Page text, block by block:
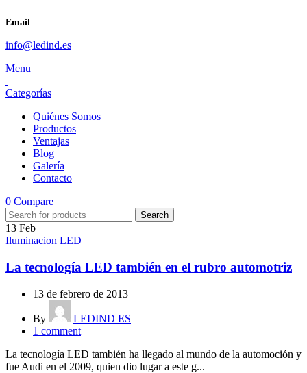
Email
info@ledind.es
Menu
Categorías
Quiénes Somos
Productos
Ventajas
Blog
Galería
Contacto
0 Compare
Search
13 Feb
Iluminacion LED
La tecnología LED también en el rubro automotriz
13 de febrero de 2013
By
LEDIND ES
1 comment
La tecnología LED también ha llegado al mundo de la automoción y
fue Audi en el 2009, quien dio lugar a este g...